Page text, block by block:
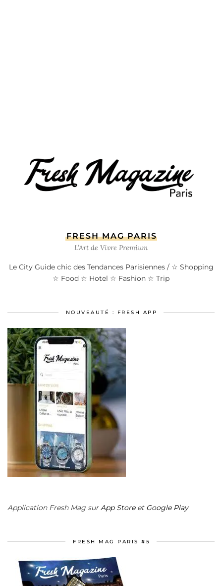
FRESH MAG PARIS
L’Art de Vivre Premium
Le City Guide chic des Tendances Parisiennes / ☆ Shopping
☆ Food ☆ Hotel ☆ Fashion ☆ Trip
NOUVEAUTÉ : FRESH APP
Application Fresh Mag surApp Storeet Google Play
FRESH MAG PARIS #5